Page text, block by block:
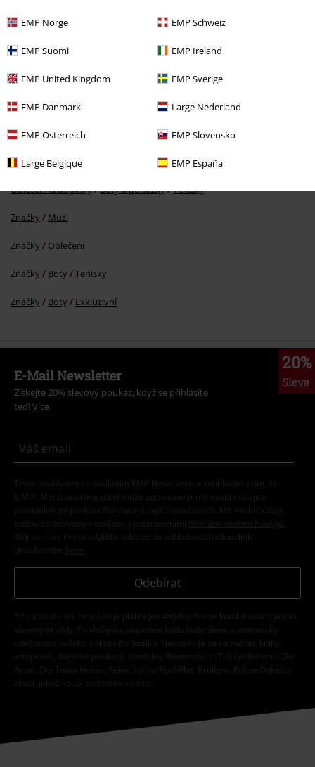
EMP Norge EMP Schweiz
EMP Suomi EMP Ireland
EMP United Kingdom EMP Sverige
EMP Danmark Large Nederland
EMP Österreich EMP Slovensko
Large Belgique EMP España
Kč 409,00
More categories. More options.
Oblečení & doplňky Boty a ponožky Tenisky
Značky Muži
Značky Oblečení
Značky Boty Tenisky
Značky Boty Exkluzivní
20%
Sleva
E-Mail Newsletter
Získejte 20% slevový poukaz, když se přihlásíte
teď! Více
Tímto souhlasím se zasíláním EMP Newslettru a souhlasím s tím, že
E.M.P. Merchandising mbH může zpracovávat mé osobní údaje a
pravidelně mi posílat informace o svých produktech. Mé osobní údaje
budou zpracovány v souladu s ustanoveními
Ochrana osobních údajů
Můj souhlas mohu kdykoliv odvolat na odhlašovací odkaz/link.
Unsubscribe here
Odebírat
*Platí pouze online a kód je platný jen 4 týdny. Nelze kombinovat s jinými
slevovými kódy. Po vložení a potvrzení kódu bude sleva automaticky
odečtena z vašeho nákupního košíku. Nevztahuje se na média, knihy,
vstupenky, dárkové poukazy, produkty: Rammstein, (Till) Lindemann, Die
Ärzte, Die Toten Hosen, Feine Sahne Fischfilet, Broilers, Böhse Onkelz a
zboží, jehož koupí podpoříte nadaci.